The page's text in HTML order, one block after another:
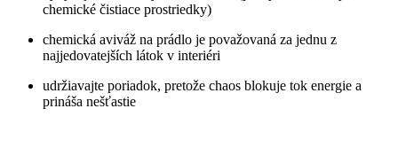
chemické čistiace prostriedky)
chemická aviváž na prádlo je považovaná za jednu z
najjedovatejších látok v interiéri
udržiavajte poriadok, pretože chaos blokuje tok energie a
prináša nešťastie